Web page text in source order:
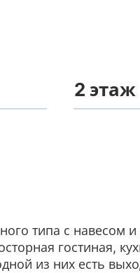
2 этаж
типа с навесом
гостиная,
из них есть